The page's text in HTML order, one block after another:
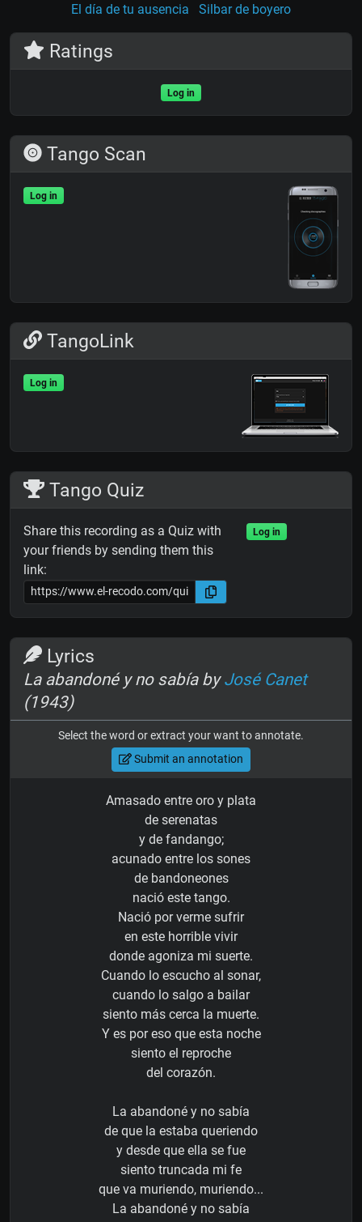
El día de tu ausencia
Silbar de boyero
Ratings
Log in
Tango Scan
Log in
TangoLink
Log in
Tango Quiz
Share this recording as a Quiz with
your friends by sending them this
link:
Log in
Lyrics
La abandoné y no sabía byJosé Canet
(1943)
Select the word or extract your want to annotate.
Submit an annotation
Amasado entre oro y plata
de serenatas
y de fandango;
acunado entre los sones
de bandoneones
nació este tango.
Nació por verme sufrir
en este horrible vivir
donde agoniza mi suerte.
Cuando lo escucho al sonar,
cuando lo salgo a bailar
siento más cerca la muerte.
Y es por eso que esta noche
siento el reproche
del corazón.
La abandoné y no sabía
de que la estaba queriendo
y desde que ella se fue
siento truncada mi fe
que va muriendo, muriendo...
La abandoné y no sabía